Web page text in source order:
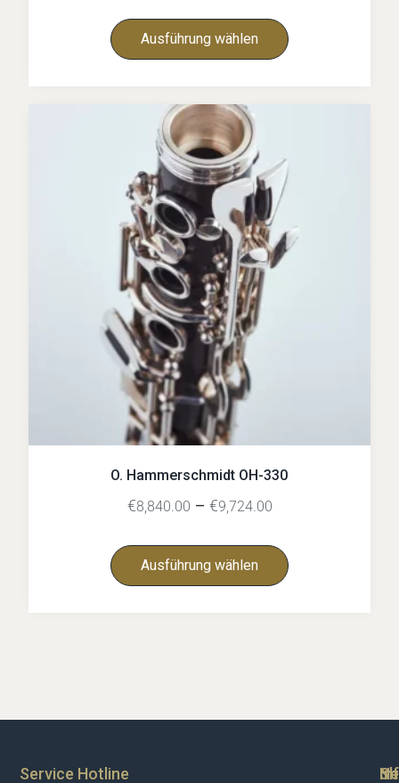
Ausführung wählen
O. Hammerschmidt OH-330
€8,840.00 – €9,724.00
Ausführung wählen
Service Hotline